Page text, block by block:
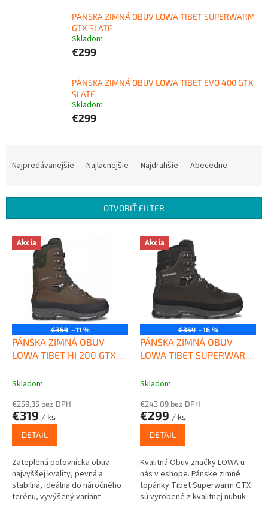
PÁNSKA ZIMNÁ OBUV LOWA TIBET SUPERWARM
GTX SLATE
Skladom
€299
PÁNSKA ZIMNÁ OBUV LOWA TIBET EVO 400 GTX
SLATE
Skladom
€299
i
Najpredávanejšie Najlacnejšie Najdrahšie Abecedne
OTVORIŤ FILTER
V Akcia
€359 –11 %
PÁNSKA ZIMNÁ OBUV
LOWA TIBET HI 200 GTX
Skladom
€259,35 bez DPH
€319 / ks
DETAIL
Zateplená poľovnícka obuv
najvyššej kvality, pevná a
stabilná, ideálna do náročného
terénu, vyvýšený variant
Akcia
€359 –16 %
PÁNSKA ZIMNÁ OBUV
LOWA TIBET SUPERWARM
Skladom
€243,09 bez DPH
€299 / ks
DETAIL
Kvalitná Obuv značky LOWA u
nás v eshope. Pánske zimné
topánky Tibet Superwarm GTX
sú vyrobené z kvalitnej nubuk